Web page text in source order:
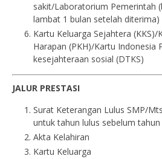
sakit/Laboratorium Pemerintah
lambat 1 bulan setelah diterima)
Kartu Keluarga Sejahtera
Harapan (PKH)/Kartu Indonesia
kesejahteraan sosial (DTKS)
JALUR PRESTASI
Surat Keterangan Lulus SMP/
untuk tahun lulus sebelum
Akta Kelahiran
Kartu Keluarga